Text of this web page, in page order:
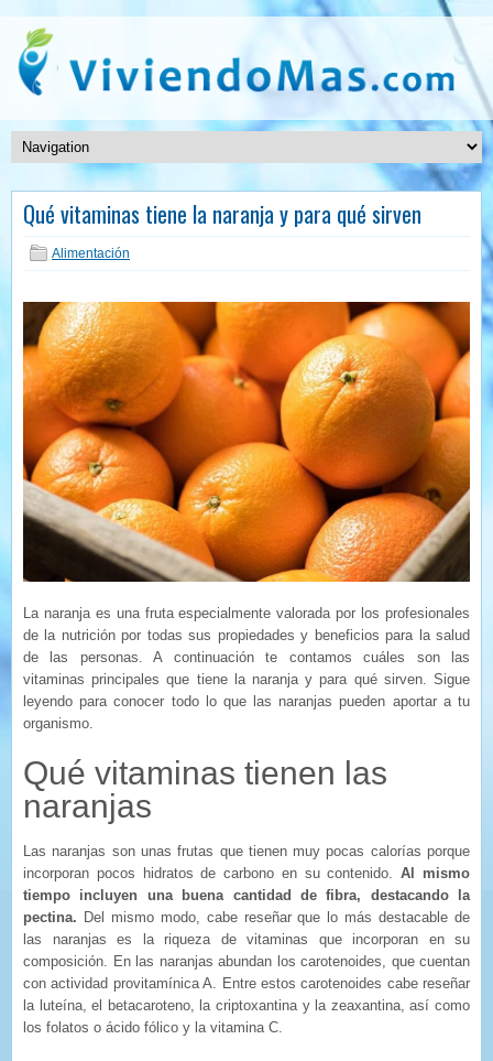
Qué vitaminas tiene la naranja y para qué sirven
Alimentación
La naranja es una fruta especialmente valorada por los profesionales
de la nutrición por todas sus propiedades y beneficios para la salud
de las personas. A continuación te contamos cuáles son las
vitaminas principales que tiene la naranja y para qué sirven. Sigue
leyendo para conocer todo lo que las naranjas pueden aportar a tu
organismo.
Qué vitaminas tienen las
naranjas
Las naranjas son unas frutas que tienen muy pocas calorías porque
incorporan pocos hidratos de carbono en su contenido.Al mismo
tiempo incluyen una buena cantidad de fibra, destacando la
pectina. Del mismo modo, cabe reseñar que lo más destacable de
las naranjas es la riqueza de vitaminas que incorporan en su
composición. En las naranjas abundan los carotenoides, que cuentan
con actividad provitamínica A. Entre estos carotenoides cabe reseñar
la luteína, el betacaroteno, la criptoxantina y la zeaxantina, así como
los folatos o ácido fólico y la vitamina C.